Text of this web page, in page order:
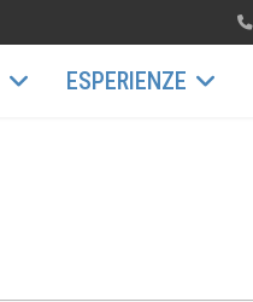
ESPERIENZE